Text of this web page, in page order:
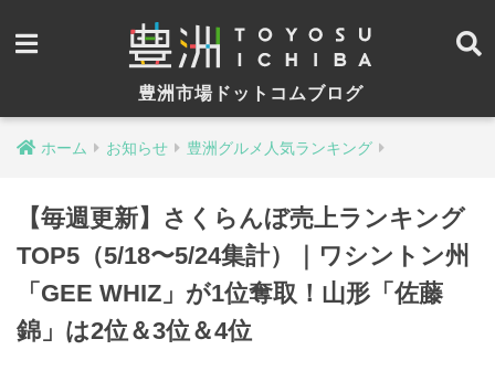
豊洲市場ドットコムブログ
ホーム お知らせ 豊洲グルメ人気ランキング
【毎週更新】さくらんぼ売上ランキング
TOP5（5/18〜5/24集計）｜ワシントン州
「GEE WHIZ」が1位奪取！山形「佐藤
錦」は2位＆3位＆4位